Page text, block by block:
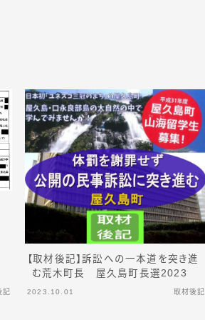
記
【取材後記】訴訟への一本道を突き進
む荒木町長 屋久島町長選2023
2023.10.01 取材後記